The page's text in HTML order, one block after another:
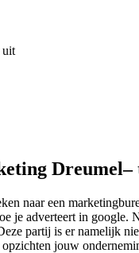
uit
naar een
je adverteert in google.
partij is er namelijk
jouw